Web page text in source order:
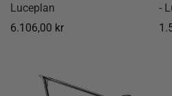
Luceplan
Normal
6.106,00 kr
-